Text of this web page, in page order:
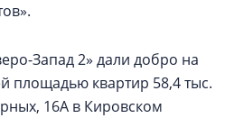
Запад 2» дали добро на
площадью квартир 58,4 тыс.
16А в Кировском